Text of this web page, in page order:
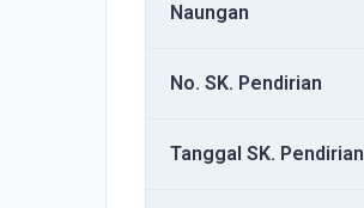
Naungan
No. SK. Pendirian
Tanggal SK. Pendirian